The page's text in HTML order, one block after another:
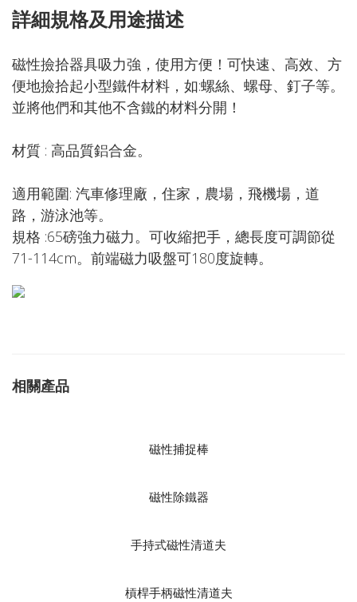
詳細規格及用途描述
磁性撿拾器具吸力強，使用方便！可快速、高效、方
便地撿拾起小型鐵件材料，如:螺絲、螺母、釘子等。
並將他們和其他不含鐵的材料分開！
材質 : 高品質鋁合金。
適用範圍: 汽車修理廠，住家，農場，飛機場，道
路，游泳池等。
規格 :65磅強力磁力。可收縮把手，總長度可調節從
71-114cm。前端磁力吸盤可180度旋轉。
相關產品
磁性捕捉棒
磁性除鐵器
手持式磁性清道夫
槓桿手柄磁性清道夫